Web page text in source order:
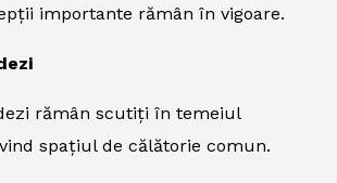
importante rămân în vigoare.
rămân scutiți în temeiul
spațiul de călătorie comun.